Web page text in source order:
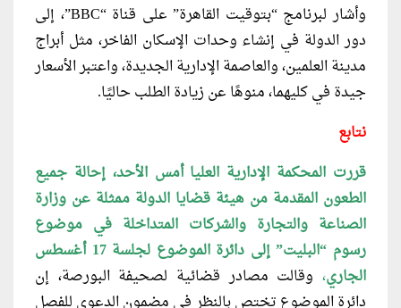
وأشار لبرنامج “بتوقيت القاهرة” على قناة “BBC”، إلى
دور الدولة في إنشاء وحدات الإسكان الفاخر، مثل أبراج
مدينة العلمين، والعاصمة الإدارية الجديدة، واعتبر الأسعار
جيدة في كليهما، منوهًا عن زيادة الطلب حاليًا.
نتابع
قررت المحكمة الإدارية العليا أمس الأحد، إحالة جميع
الطعون المقدمة من هيئة قضايا الدولة ممثلة عن وزارة
الصناعة والتجارة والشركات المتداخلة في موضوع
رسوم
“البليت” إلى دائرة الموضوع لجلسة 17 أغسطس
الجاري، وقالت مصادر قضائية لصحيفة البورصة، إن
دائرة الموضوع تختص بالنظر في مضمون الدعوى للفصل